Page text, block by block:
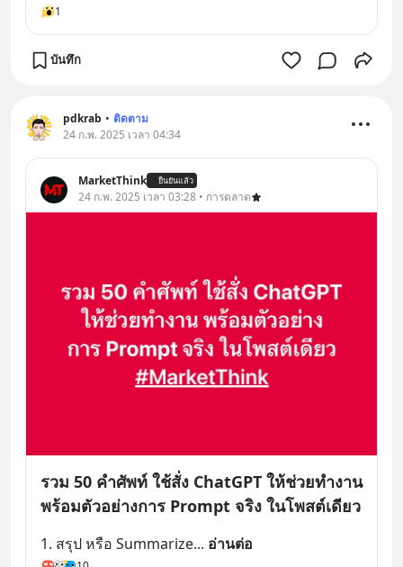
1
บันทึก
pdkrab • ติดตาม
24 ก.พ. 2025 เวลา 04:34
MarketThink ยืนยันแล้ว
24 ก.พ. 2025 เวลา 03:28 • การตลาด
รวม 50 คำศัพท์ ใช้สั่ง ChatGPT ให้ช่วยทำงาน
พร้อมตัวอย่างการ Prompt จริง ในโพสต์เดียว
1. สรุป หรือ Summarize... อ่านต่อ